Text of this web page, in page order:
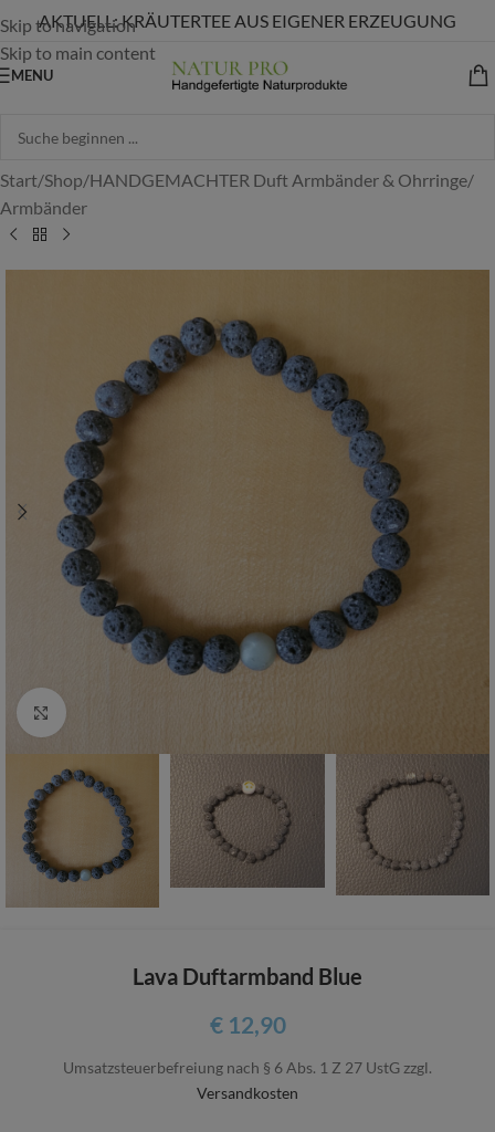
Skip to navigation
Skip to main content
AKTUELL: KRÄUTERTEE AUS EIGENER ERZEUGUNG
MENU
Start/Shop/HANDGEMACHTER Duft Armbänder & Ohrringe/
Armbänder
Zum vergrößern anklicken
Lava Duftarmband Blue
€12,90
Umsatzsteuerbefreiung nach § 6 Abs. 1 Z 27 UstG zzgl.
Versandkosten